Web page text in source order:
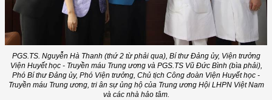
PGS.TS. Nguyễn Hà Thanh (thứ 2 từ phải qua), Bí thư Đảng ủy, Viện trưởng
Viện Huyết học - Truyền máu Trung ương và PGS.TS Vũ Đức Bình (bìa phải),
Phó Bí thư Đảng ủy, Phó Viện trưởng, Chủ tịch Công đoàn Viện Huyết học -
Truyền máu Trung ương, tri ân sự ủng hộ của Trung ương Hội LHPN Việt Nam
và các nhà hảo tâm.